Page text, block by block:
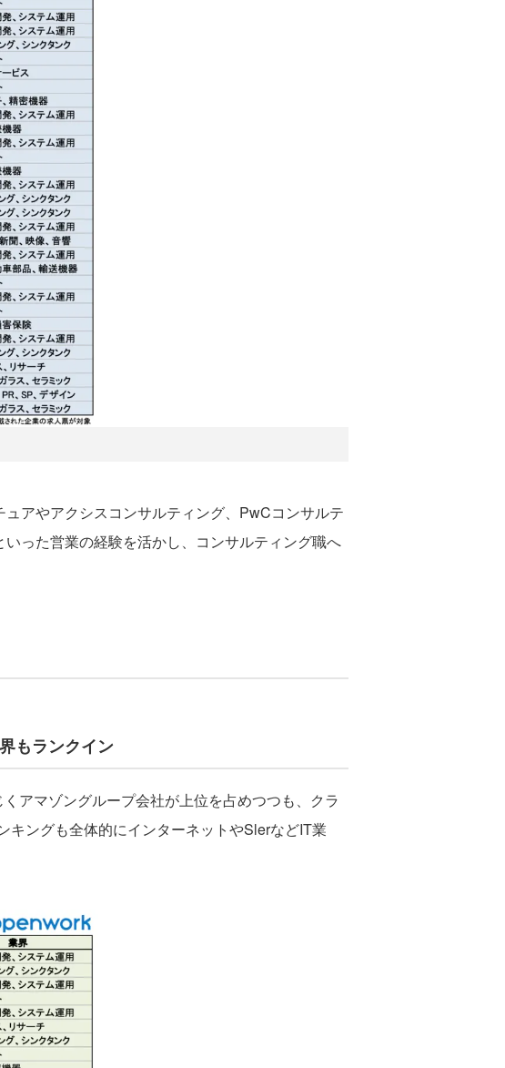
アやアクシスコンサルティング、PwCコンサルテ
った営業の経験を活かし、コンサルティング職へ
もランクイン
アマゾングループ会社が上位を占めつつも、クラ
キングも全体的にインターネットやSlerなどIT業